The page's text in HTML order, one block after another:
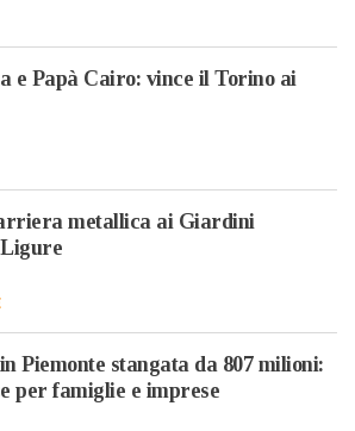
e Papà Cairo: vince il Torino ai
metallica ai Giardini
Piemonte stangata da 807 milioni:
per famiglie e imprese